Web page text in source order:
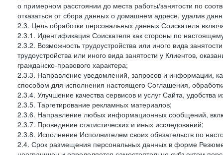
о примерном расстоянии до места работы/занятости по
отказаться от сбора данных о домашнем адресе, удалив
2.3. Цель обработки персональных данных Соискателя
2.3.1. Идентификация Соискателя как стороны по
2.3.2. Возможность трудоустройства или иного вида
трудоустройства или иного вида занятости у Клиентов,
гражданско-правового характера;
2.3.3. Направление уведомлений, запросов и информации,
способом для исполнения настоящего Соглашения,
2.3.4. Улучшение качества сервисов и услуг Сайта, удобства
2.3.5. Таргетирование рекламных материалов;
2.3.6. Направление любых информационных сообщений,
2.3.7. Проведение статистических и иных исследований;
2.3.8. Исполнение Исполнителем своих обязательств по
2.4. Срок размещения персональных данных в форме